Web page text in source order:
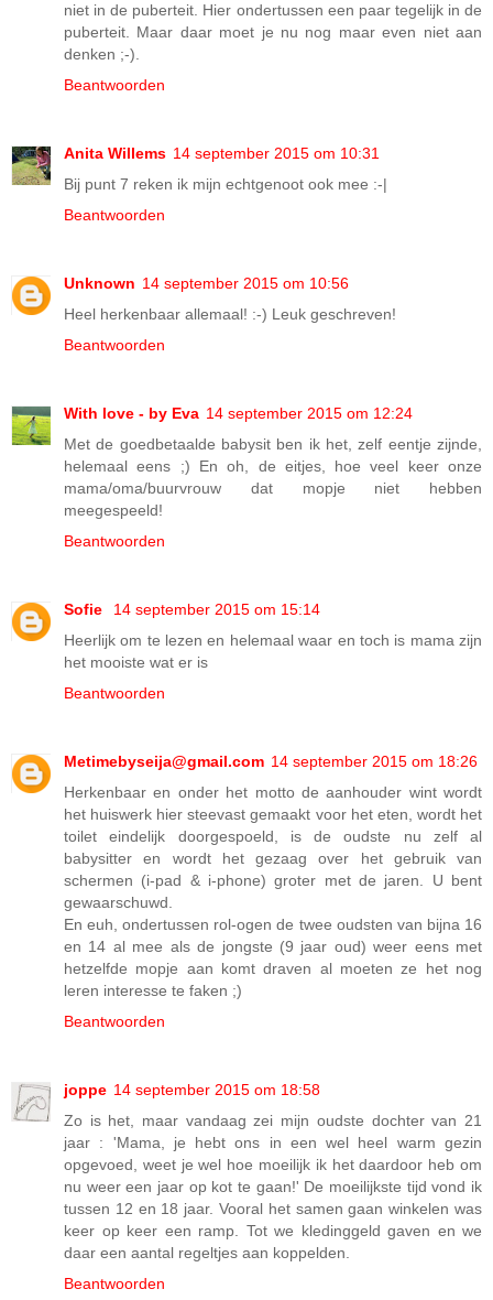
niet in de puberteit. Hier ondertussen een paar tegelijk in de
puberteit. Maar daar moet je nu nog maar even niet aan
denken ;-).
Beantwoorden
Anita Willems 14 september 2015 om 10:31
Bij punt 7 reken ik mijn echtgenoot ook mee :-|
Beantwoorden
Unknown 14 september 2015 om 10:56
Heel herkenbaar allemaal! :-) Leuk geschreven!
Beantwoorden
With love - by Eva 14 september 2015 om 12:24
Met de goedbetaalde babysit ben ik het, zelf eentje zijnde,
helemaal eens ;) En oh, de eitjes, hoe veel keer onze
mama/oma/buurvrouw dat mopje niet hebben
meegespeeld!
Beantwoorden
Sofie
14 september 2015 om 15:14
Heerlijk om te lezen en helemaal waar en toch is mama zijn
het mooiste wat er is
Beantwoorden
Metimebyseija@gmail.com 14 september 2015 om 18:26
Herkenbaar en onder het motto de aanhouder wint wordt
het huiswerk hier steevast gemaakt voor het eten, wordt het
toilet eindelijk doorgespoeld, is de oudste nu zelf al
babysitter en wordt het gezaag over het gebruik van
schermen (i-pad & i-phone) groter met de jaren. U bent
gewaarschuwd.
En euh, ondertussen rol-ogen de twee oudsten van bijna 16
en 14 al mee als de jongste (9 jaar oud) weer eens met
hetzelfde mopje aan komt draven al moeten ze het nog
leren interesse te faken ;)
Beantwoorden
joppe 14 september 2015 om 18:58
Zo is het, maar vandaag zei mijn oudste dochter van 21
jaar : 'Mama, je hebt ons in een wel heel warm gezin
opgevoed, weet je wel hoe moeilijk ik het daardoor heb om
nu weer een jaar op kot te gaan!' De moeilijkste tijd vond ik
tussen 12 en 18 jaar. Vooral het samen gaan winkelen was
keer op keer een ramp. Tot we kledinggeld gaven en we
daar een aantal regeltjes aan koppelden.
Beantwoorden